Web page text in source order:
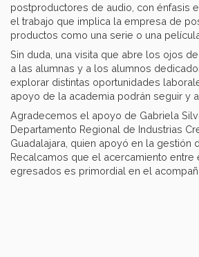
postproductores de audio, con énfasis
el trabajo que implica la empresa de
productos como una serie o una
Sin duda, una visita que abre los ojos
a las alumnas y a los alumnos
explorar distintas oportunidades
apoyo de la academia podrán seguir y
Agradecemos el apoyo de Gabriela
Departamento Regional de Industrias
Guadalajara, quien apoyó en la gestión
Recalcamos que el acercamiento entre
egresados es primordial en el